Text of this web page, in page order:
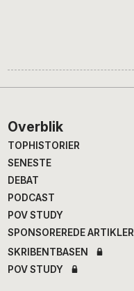
Footer
Overblik
TOPHISTORIER
SENESTE
DEBAT
PODCAST
POV STUDY
SPONSOREREDE ARTIKLER
SKRIBENTBASEN
POV STUDY